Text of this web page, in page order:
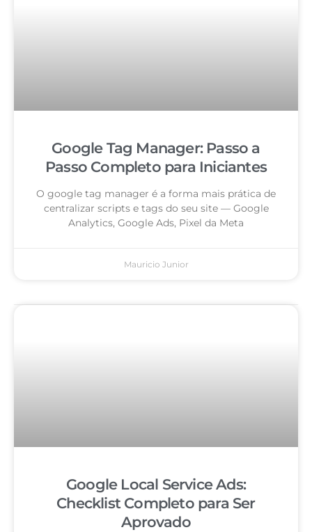
Google Tag Manager: Passo a
Passo Completo para Iniciantes
O google tag manager é a forma mais prática de
centralizar scripts e tags do seu site — Google
Analytics, Google Ads, Pixel da Meta
Mauricio Junior
Google Local Service Ads:
Checklist Completo para Ser
Aprovado